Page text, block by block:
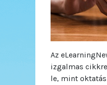
Az
izgalmas
le, mint